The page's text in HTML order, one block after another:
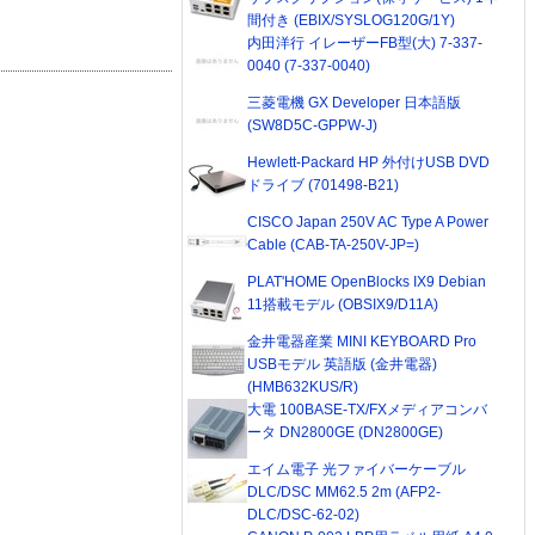
間付き (EBIX/SYSLOG120G/1Y)
内田洋行 イレーザーFB型(大) 7-337-
0040 (7-337-0040)
三菱電機 GX Developer 日本語版
(SW8D5C-GPPW-J)
Hewlett-Packard HP 外付けUSB DVD
ドライブ (701498-B21)
CISCO Japan 250V AC Type A Power
Cable (CAB-TA-250V-JP=)
PLAT'HOME OpenBlocks IX9 Debian
11搭載モデル (OBSIX9/D11A)
金井電器産業 MINI KEYBOARD Pro
USBモデル 英語版 (金井電器)
(HMB632KUS/R)
大電 100BASE-TX/FXメディアコンバ
ータ DN2800GE (DN2800GE)
エイム電子 光ファイバーケーブル
DLC/DSC MM62.5 2m (AFP2-
DLC/DSC-62-02)